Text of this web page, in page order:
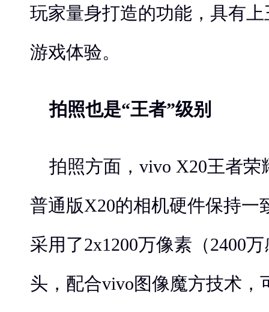
玩家量身打造的功能，具有
游戏体验。
拍照也是“王者”级别
拍照方面，vivo X20王者荣
普通版X20的相机硬件保持一
采用了2x1200万像素（2400
头，配合vivo图像魔方技术，